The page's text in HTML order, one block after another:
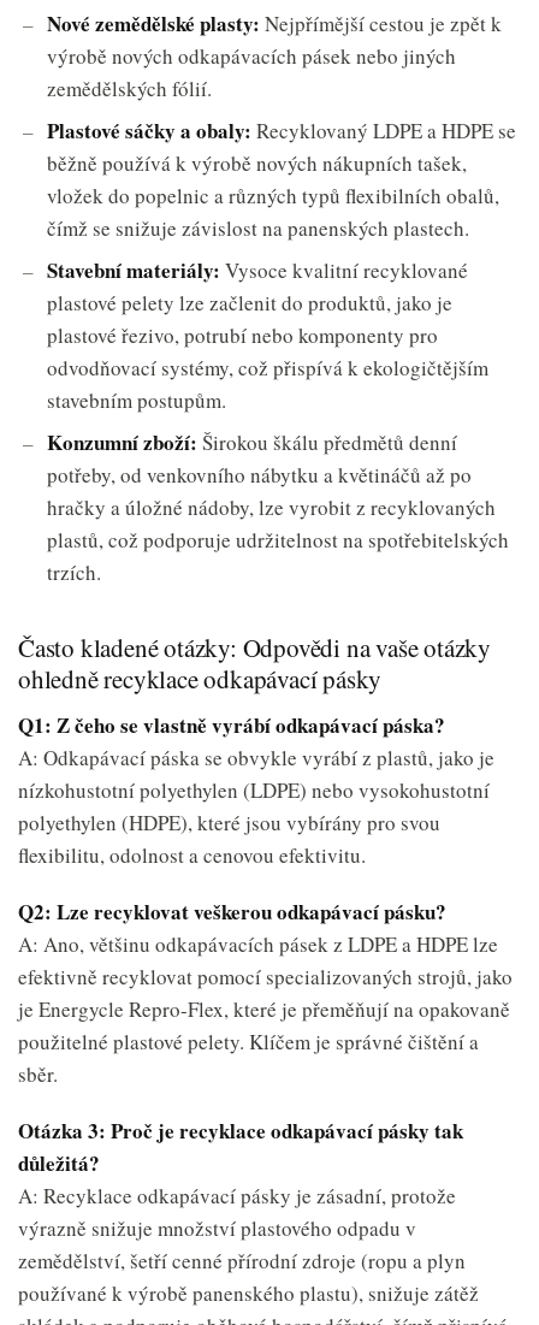
Nové zemědělské plasty: Nejpřímější cestou je zpět k
výrobě nových odkapávacích pásek nebo jiných
zemědělských fólií.
Plastové sáčky a obaly: Recyklovaný LDPE a HDPE se
běžně používá k výrobě nových nákupních tašek,
vložek do popelnic a různých typů flexibilních obalů,
čímž se snižuje závislost na panenských plastech.
Stavební materiály: Vysoce kvalitní recyklované
plastové pelety lze začlenit do produktů, jako je
plastové řezivo, potrubí nebo komponenty pro
odvodňovací systémy, což přispívá k ekologičtějším
stavebním postupům.
Konzumní zboží: Širokou škálu předmětů denní
potřeby, od venkovního nábytku a květináčů až po
hračky a úložné nádoby, lze vyrobit z recyklovaných
plastů, což podporuje udržitelnost na spotřebitelských
trzích.
Často kladené otázky: Odpovědi na vaše otázky
ohledně recyklace odkapávací pásky
Q1: Z čeho se vlastně vyrábí odkapávací páska?
A: Odkapávací páska se obvykle vyrábí z plastů, jako je
nízkohustotní polyethylen (LDPE) nebo vysokohustotní
polyethylen (HDPE), které jsou vybírány pro svou
flexibilitu, odolnost a cenovou efektivitu.
Q2: Lze recyklovat veškerou odkapávací pásku?
A: Ano, většinu odkapávacích pásek z LDPE a HDPE lze
efektivně recyklovat pomocí specializovaných strojů, jako
je Energycle Repro-Flex, které je přeměňují na opakovaně
použitelné plastové pelety. Klíčem je správné čištění a
sběr.
Otázka 3: Proč je recyklace odkapávací pásky tak
důležitá?
A: Recyklace odkapávací pásky je zásadní, protože
výrazně snižuje množství plastového odpadu v
zemědělství, šetří cenné přírodní zdroje (ropu a plyn
používané k výrobě panenského plastu), snižuje zátěž